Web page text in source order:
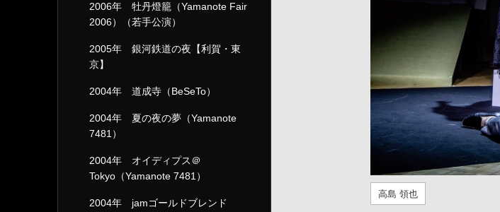
高島 領也
2006年 牡丹燈籠（Yamanote Fair
2006）（若手公演）
2005年 銀河鉄道の夜【利賀・東
京】
2004年 道成寺（BeSeTo）
2004年 夏の夜の夢（Yamanote
7481）
2004年 オイディプス＠
Tokyo（Yamanote 7481）
2004年 jamゴールドブレンド